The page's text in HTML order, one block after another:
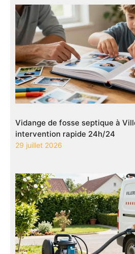
Vidange de fosse septique à
intervention rapide 24h/24
29 juillet 2026